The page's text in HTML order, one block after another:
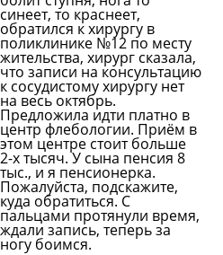
синеет, то краснеет,
обратился к хирургу в
поликлинике №12 по месту
жительства, хирург сказала,
что записи на консультацию
к сосудистому хирургу нет
на весь октябрь.
Предложила идти платно в
центр флебологии. Приём в
этом центре стоит больше
2-х тысяч. У сына пенсия 8
тыс., и я пенсионерка.
Пожалуйста, подскажите,
куда обратиться. С
пальцами протянули время,
ждали запись, теперь за
ногу боимся.